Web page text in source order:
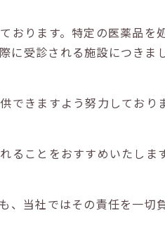
おります。特定の医薬品
に受診される施設につき
できますよう努力してお
ることをおすすめいたし
当社ではその責任を一切